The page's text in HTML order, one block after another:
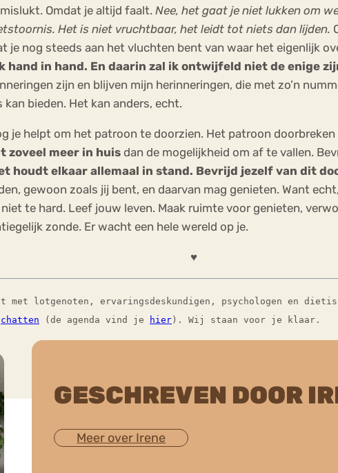
Omdat je altijd faalt. Nee, het gaat je niet lukken om
Het is niet vruchtbaar, het leidt tot niets dan lijden.
je nog steeds aan het vluchten bent van waar het eigenlijk
in hand. En daarin zal ik ontwijfeld niet de enige
zijn en blijven mijn herinneringen, die met zo’n
bieden. Het kan anders, echt.
je helpt om het patroon te doorzien. Het patroon
zoveel meer in huis dan de mogelijkheid om af te vallen.
houdt elkaar allemaal in stand. Bevrijd jezelf van dit
gewoon zoals jij bent, en daarvan mag genieten. Want
te hard. Leef jouw leven. Maak ruimte voor genieten,
zonde. Er wacht een hele wereld op je.
♥
met lotgenoten, ervaringsdeskundigen, psychologen en
chatten (de agenda vind je hier ). Wij staan voor je klaar.
GESCHREVEN DOOR
Meer over Irene